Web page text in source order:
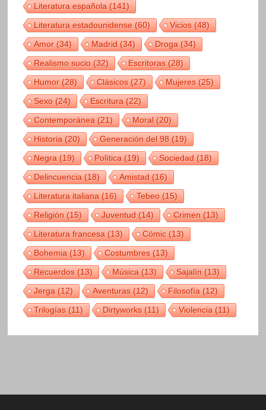
Literatura española(141)
Literatura estadounidense(60) Vicios(48)
Amor(34) Madrid(34) Droga(34)
Realismo sucio(32) Escritoras(28)
Humor(28) Clásicos(27) Mujeres(25)
Sexo(24) Escritura(22)
Contemporánea(21) Moral(20)
Historia(20) Generación del 98(19)
Negra(19) Política(19) Sociedad(18)
Delincuencia(18) Amistad(16)
Literatura italiana(16) Tebeo(15)
Religión(15) Juventud(14) Crimen(13)
Literatura francesa(13) Cómic(13)
Bohemia(13) Costumbres(13)
Recuerdos(13) Música(13) Sajalín(13)
Jerga(12) Aventuras(12) Filosofía(12)
Trilogías(11) Dirtyworks(11) Violencia(11)